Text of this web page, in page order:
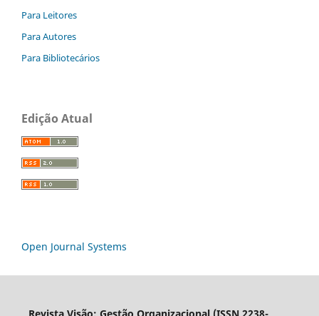
Para Leitores
Para Autores
Para Bibliotecários
Edição Atual
Open Journal Systems
Revista Visão: Gestão Organizacional (ISSN 2238-